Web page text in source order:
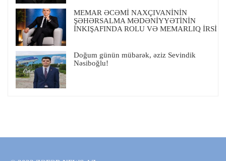
MEMAR ƏCƏMİ NAXÇIVANİNİN
ŞƏHƏRSALMA MƏDƏNİYYƏTİNİN
İNKIŞAFINDA ROLU VƏ MEMARLIQ İRSİ
Doğum günün mübarək, əziz Sevindik
Nəsiboğlu!